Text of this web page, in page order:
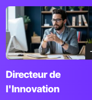
Directeur de
l'Innovation